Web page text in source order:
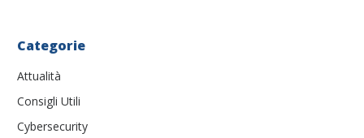
Categorie
Attualità
Consigli Utili
Cybersecurity